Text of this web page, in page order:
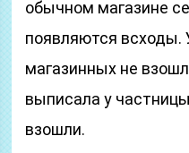
обычном магазине
появляются всходы.
магазинных не
выписала у
взошли.